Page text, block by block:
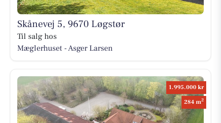
Skånevej 5, 9670 Løgstør
Til salg hos
Mæglerhuset - Asger Larsen
1.995.000 kr
284 m2